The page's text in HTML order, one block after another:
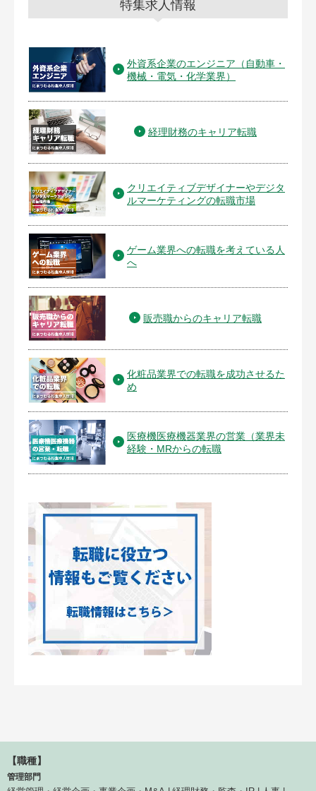
特集求人情報
外資系企業のエンジニア（自動車・
機械・電気・化学業界）
経理財務のキャリア転職
クリエイティブデザイナーやデジタ
ルマーケティングの転職市場
ゲーム業界への転職を考えている人
へ
販売職からのキャリア転職
化粧品業界での転職を成功させるた
め
医療機医療機器業界の営業（業界未
経験・MRからの転職
【職種】
管理部門